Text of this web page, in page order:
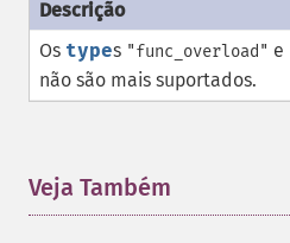
Os types "func_overload" e
não são mais suportados.
Veja Também